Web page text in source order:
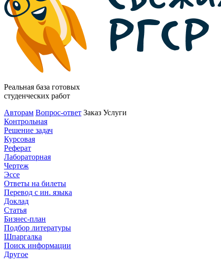
Реальная база готовых
студенческих работ
Авторам Вопрос-ответ Заказ Услуги
Контрольная
Решение задач
Курсовая
Реферат
Лабораторная
Чертеж
Эссе
Ответы на билеты
Перевод с ин. языка
Доклад
Статья
Бизнес-план
Подбор литературы
Шпаргалка
Поиск информации
Другое